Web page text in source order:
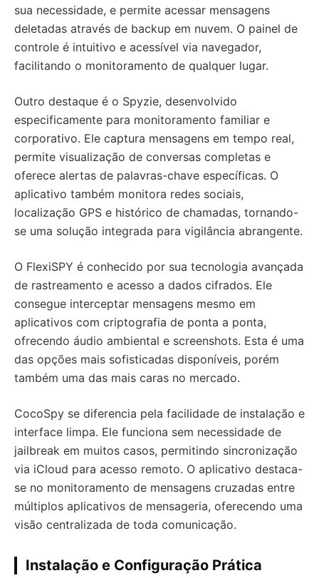
sua necessidade, e permite acessar mensagens
deletadas através de backup em nuvem. O painel de
controle é intuitivo e acessível via navegador,
facilitando o monitoramento de qualquer lugar.
Outro destaque é o Spyzie, desenvolvido
especificamente para monitoramento familiar e
corporativo. Ele captura mensagens em tempo real,
permite visualização de conversas completas e
oferece alertas de palavras-chave específicas. O
aplicativo também monitora redes sociais,
localização GPS e histórico de chamadas, tornando-
se uma solução integrada para vigilância abrangente.
O FlexiSPY é conhecido por sua tecnologia avançada
de rastreamento e acesso a dados cifrados. Ele
consegue interceptar mensagens mesmo em
aplicativos com criptografia de ponta a ponta,
ofrecendo áudio ambiental e screenshots. Esta é uma
das opções mais sofisticadas disponíveis, porém
também uma das mais caras no mercado.
CocoSpy se diferencia pela facilidade de instalação e
interface limpa. Ele funciona sem necessidade de
jailbreak em muitos casos, permitindo sincronização
via iCloud para acesso remoto. O aplicativo destaca-
se no monitoramento de mensagens cruzadas entre
múltiplos aplicativos de mensageria, oferecendo uma
visão centralizada de toda comunicação.
Instalação e Configuração Prática